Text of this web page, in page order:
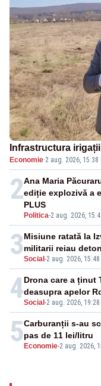
Infrastructura
Economie·2 aug. 2026, 15:38
2
Politica-2 aug. 2026,
Ana Maria
ediție explozivă a
PLUS
3Social -2 aug. 2026, 15:48
Misiune ratată la
militarii reiau
4Social -2 aug. 2026, 19:28
Drona care a ținut
deasupra apelor
5 Economie-2 aug. 2026,
Carburanții s-au
pas de 11 lei/litru